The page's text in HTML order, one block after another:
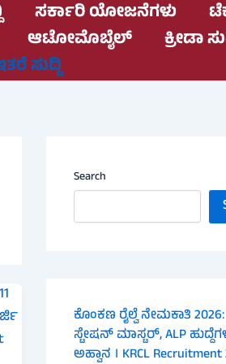
ಸರ್ಕಾರಿ ಯೋಜನೆಗಳು
ಆಟೋಮೊಬೈಲ್
ಕ್ರೀಡಾ
ಸುದ್ದಿ
Search
ಕೊಂಕಣ ರೈಲ್ವೆ ನೇಮಕಾತಿ 2026:
ಸ್ಟೇಷನ್ ಮಾಸ್ಟರ್, ALP
ಅಹ್ವಾನ । KRCL Recruitment